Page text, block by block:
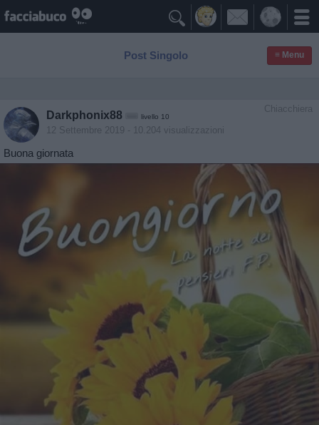

Post Singolo ≡ Menu
Chiacchiera
Darkphonix88 livello 10
12 Settembre 2019 - 10.204 visualizzazioni
Buona giornata